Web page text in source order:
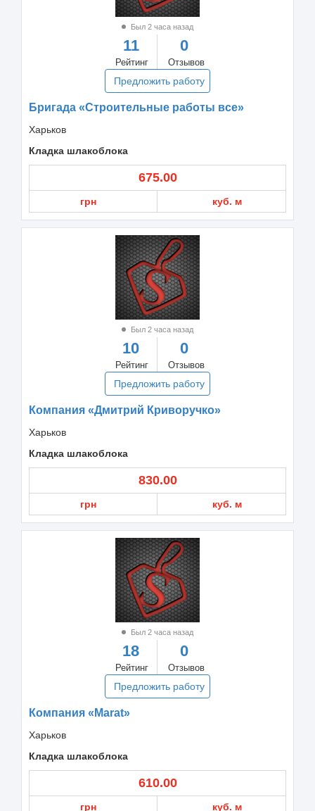
Был 2 часа назад
11
Рейтинг
0
Отзывов
Предложить работу
Бригада «Строительные работы все»
Харьков
Кладка шлакоблока
675.00
грн куб. м
Был 2 часа назад
10
Рейтинг
0
Отзывов
Предложить работу
Компания «Дмитрий Криворучко»
Харьков
Кладка шлакоблока
830.00
грн куб. м
Был 2 часа назад
18
Рейтинг
0
Отзывов
Предложить работу
Компания «Marat»
Харьков
Кладка шлакоблока
610.00
грн куб. м